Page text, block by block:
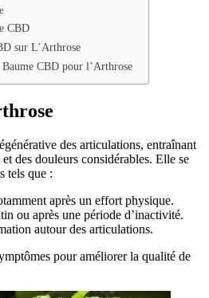
CBD
sur L’Arthrose
CBD pour l’Arthrose
des articulations, entraînant
des douleurs considérables. Elle se
tels que :
après un effort physique.
ou après une période d’inactivité.
autour des articulations.
pour améliorer la qualité de